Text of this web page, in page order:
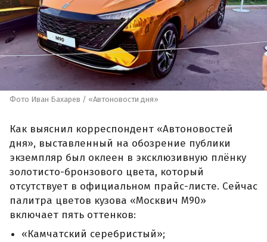
Фото Иван Бахарев / «Автоновости дня»
Как выяснил корреспондент «Автоновостей
дня», выставленный на обозрение публики
экземпляр был оклеен в эксклюзивную плёнку
золотисто-бронзового цвета, который
отсутствует в официальном прайс-листе. Сейчас
палитра цветов кузова «Москвич М90»
включает пять оттенков:
«Камчатский серебристый»;